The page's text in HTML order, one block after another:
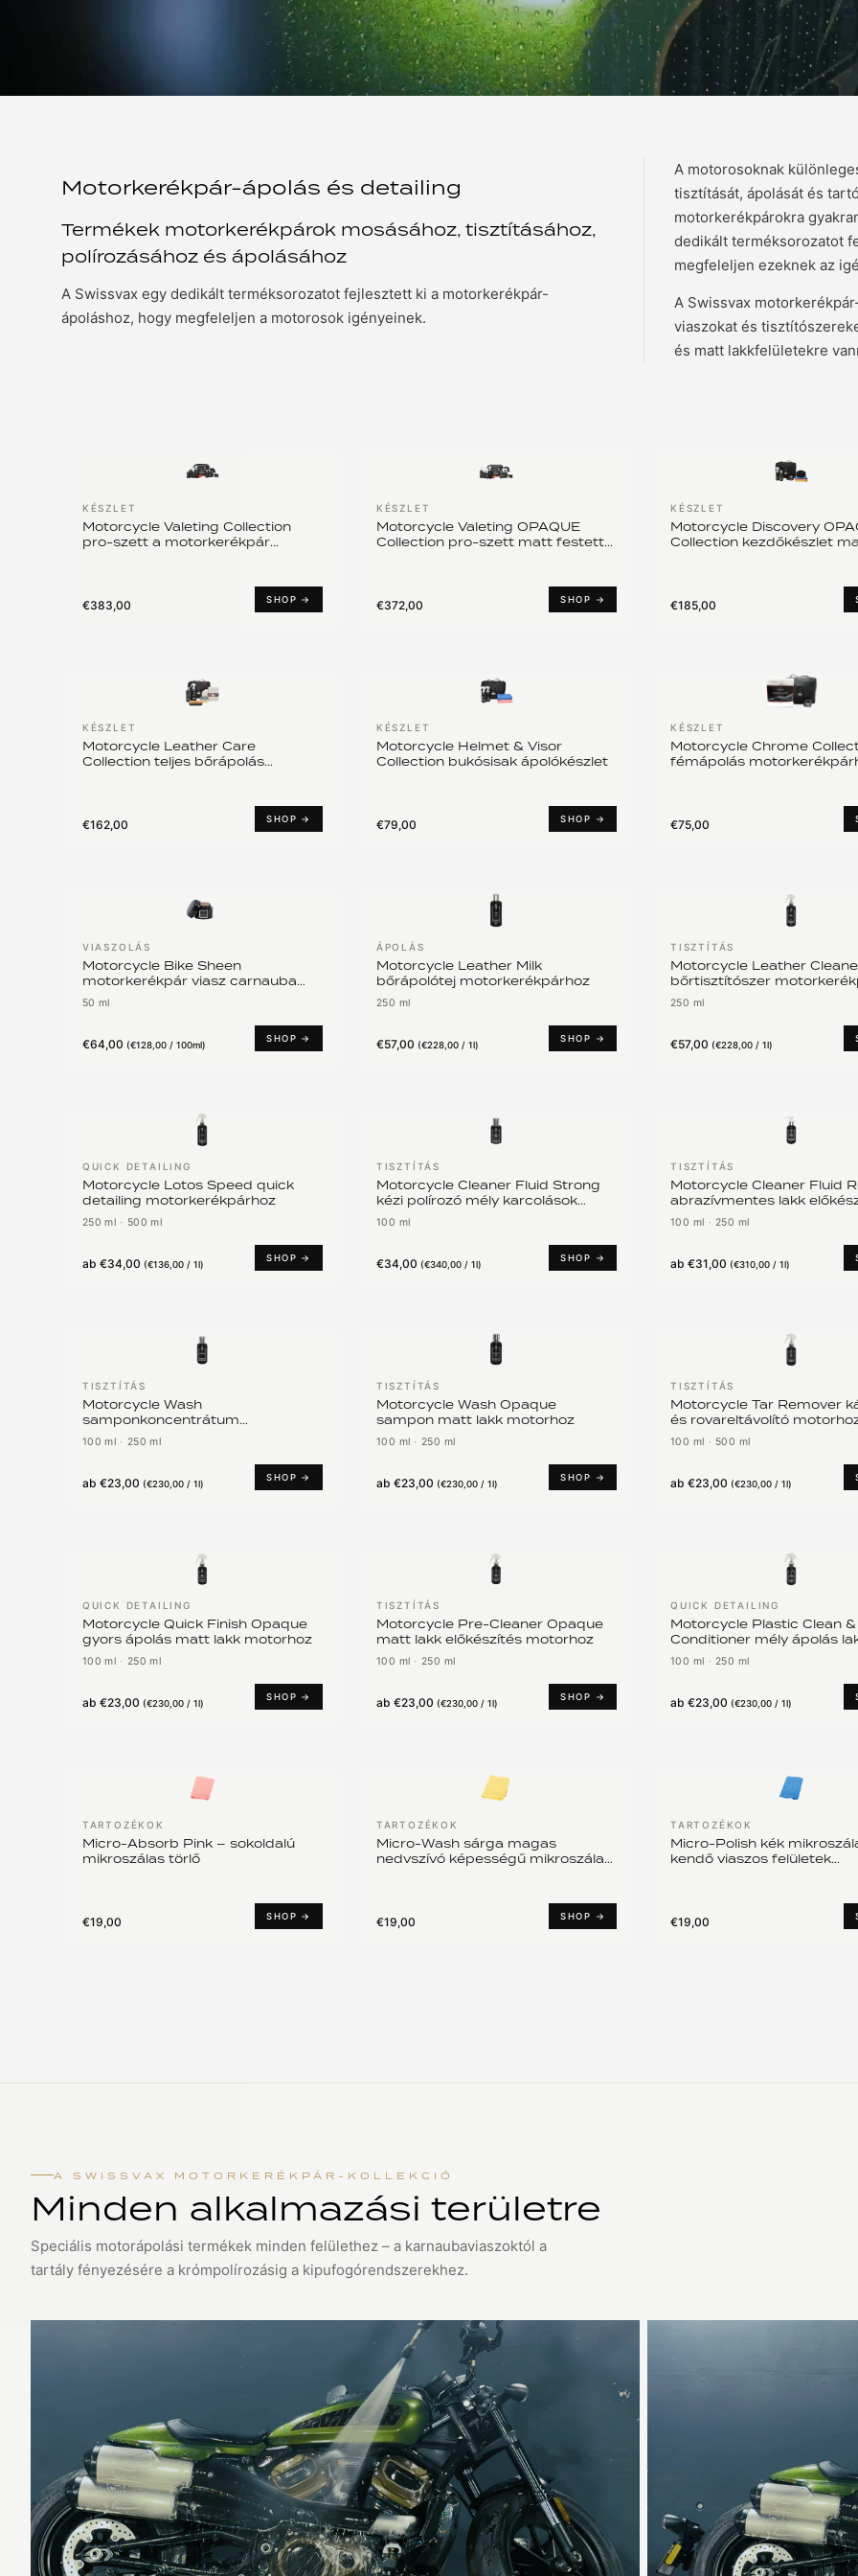
Motorkerékpár-ápolás és detailing
Termékek motorkerékpárok mosásához, tisztításához,
polírozásához és ápolásához
A Swissvax egy dedikált terméksorozatot fejlesztett ki a motorkerékpár-
ápoláshoz, hogy megfeleljen a motorosok igényeinek.
A motorosoknak
tisztítását, ápolását és
motorkerékpárokra
dedikált terméksorozatot
megfeleljen ezeknek az
A Swissvax
viaszokat és
és matt lakkfelületekre
KÉSZLET
Motorcycle Valeting Collection
pro-szett a motorkerékpár
€383,00 SHOP →
KÉSZLET
Motorcycle Valeting OPAQUE
Collection pro-szett matt festett
€372,00 SHOP →
KÉSZLET
Motorcycle Discovery
Collection kezdőkészlet
€185,00
KÉSZLET
Motorcycle Leather Care
Collection teljes bőrápolás
€162,00 SHOP →
KÉSZLET
Motorcycle Helmet & Visor
Collection bukósisak ápolókészlet
€79,00 SHOP →
KÉSZLET
Motorcycle Chrome
fémápolás
€75,00
VIASZOLÁS
Motorcycle Bike Sheen
motorkerékpár viasz carnauba
alapon 40 Vol%
50 ml
€64,00 (€128,00 / 100ml)
SHOP →
ÁPOLÁS
Motorcycle Leather Milk
bőrápolótej motorkerékpárhoz
250 ml
€57,00 (€228,00 / 1l)
SHOP →
TISZTÍTÁS
Motorcycle Leather
bőrtisztítószer
250 ml
€57,00 (€228,00 / 1l)
QUICK DETAILING
Motorcycle Lotos Speed quick
detailing motorkerékpárhoz
250 ml · 500 ml
ab €34,00 (€136,00 / 1l)
SHOP →
TISZTÍTÁS
Motorcycle Cleaner Fluid Strong
kézi polírozó mély karcolások
motoron
100 ml
€34,00 (€340,00 / 1l)
SHOP →
TISZTÍTÁS
Motorcycle Cleaner Fluid
abrazívmentes lakk
motorhoz
100 ml · 250 ml
ab €31,00 (€310,00 / 1l)
TISZTÍTÁS
Motorcycle Wash
samponkoncentrátum
motorkerékpárokhoz
100 ml · 250 ml
ab €23,00 (€230,00 / 1l)
SHOP →
TISZTÍTÁS
Motorcycle Wash Opaque
sampon matt lakk motorhoz
100 ml · 250 ml
ab €23,00 (€230,00 / 1l)
SHOP →
TISZTÍTÁS
Motorcycle Tar Remover
és rovareltávolító
100 ml · 500 ml
ab €23,00 (€230,00 / 1l)
QUICK DETAILING
Motorcycle Quick Finish Opaque
gyors ápolás matt lakk motorhoz
100 ml · 250 ml
ab €23,00 (€230,00 / 1l)
SHOP →
TISZTÍTÁS
Motorcycle Pre-Cleaner Opaque
matt lakk előkészítés motorhoz
100 ml · 250 ml
ab €23,00 (€230,00 / 1l)
SHOP →
QUICK DETAILING
Motorcycle Plastic Clean &
Conditioner mély ápolás
műanyag motorhoz
100 ml · 250 ml
ab €23,00 (€230,00 / 1l)
TARTOZÉKOK
Micro-Absorb Pink – sokoldalú
mikroszálas törlő
€19,00 SHOP →
TARTOZÉKOK
Micro-Wash sárga magas
nedvszívó képességű mikroszálas
€19,00 SHOP →
TARTOZÉKOK
Micro-Polish kék
kendő viaszos felületek
€19,00
A SWISSVAX MOTORKERÉKPÁR-KOLLEKCIÓ
Minden alkalmazási területre
Speciális motorápolási termékek minden felülethez – a karnaubaviaszoktól a
tartály fényezésére a krómpolírozásig a kipufogórendszerekhez.